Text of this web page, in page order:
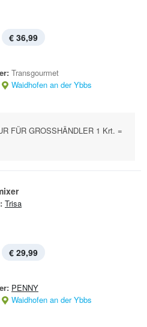
€ 36,99
Transgourmet
Waidhofen an der Ybbs
FÜR GROSSHÄNDLER 1 Krt. =
Trisa
€ 29,99
PENNY
Waidhofen an der Ybbs